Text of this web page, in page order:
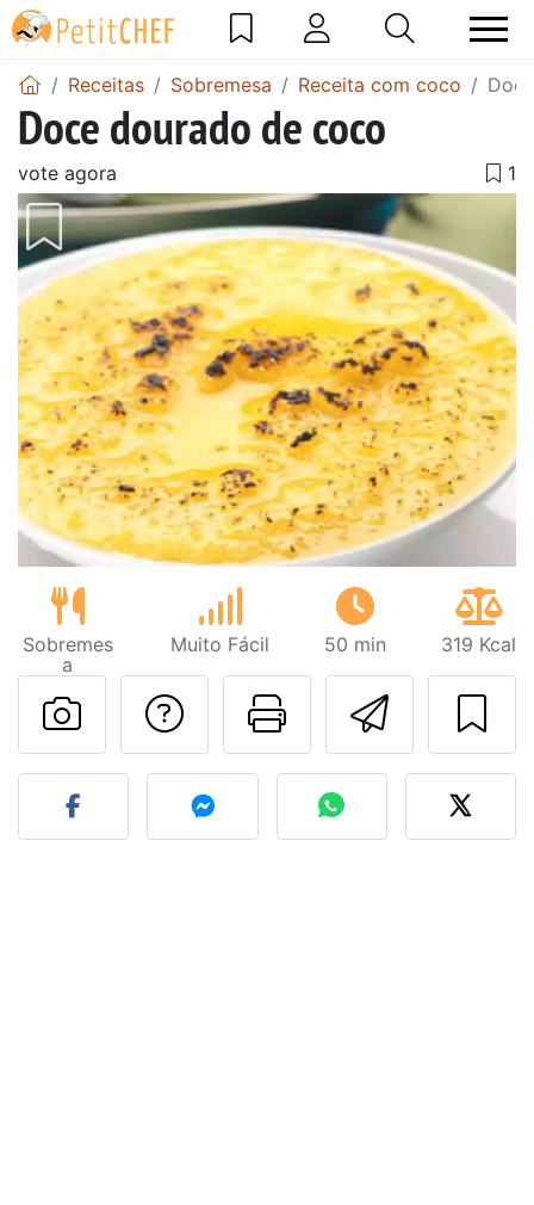
Receitas Sobremesa Receita com coco
Doce dourado de coco
vote agora
Sobremes
a
Muito Fácil 50 min 319 Kcal
Imprima
Falar com o autor
Fez esta receita?